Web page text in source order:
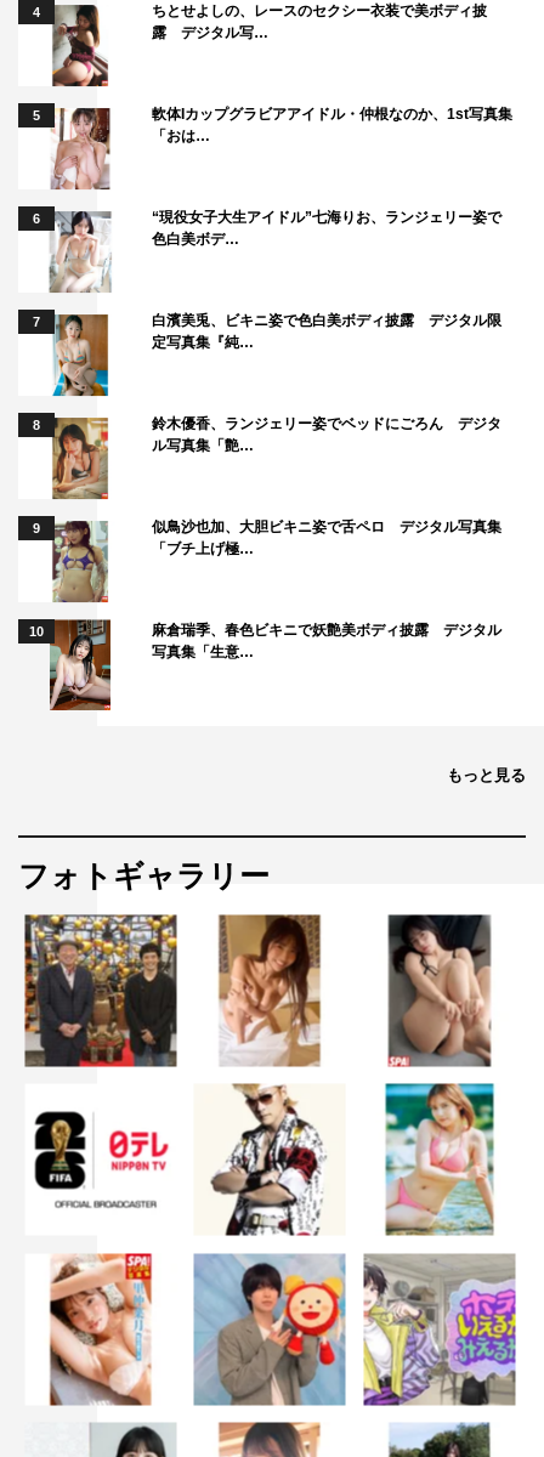
4
ちとせよしの、レースのセクシー衣装で美ボディ披
露 デジタル写…
5
軟体Iカップグラビアアイドル・仲根なのか、1st写真集
「おは…
6
“現役女子大生アイドル”七海りお、ランジェリー姿で
色白美ボデ…
7
白濱美兎、ビキニ姿で色白美ボディ披露 デジタル限
定写真集『純…
8
鈴木優香、ランジェリー姿でベッドにごろん デジタ
ル写真集「艶…
9
似鳥沙也加、大胆ビキニ姿で舌ペロ デジタル写真集
「ブチ上げ極…
10
麻倉瑞季、春色ビキニで妖艶美ボディ披露 デジタル
写真集「生意…
もっと見る
フォトギャラリー